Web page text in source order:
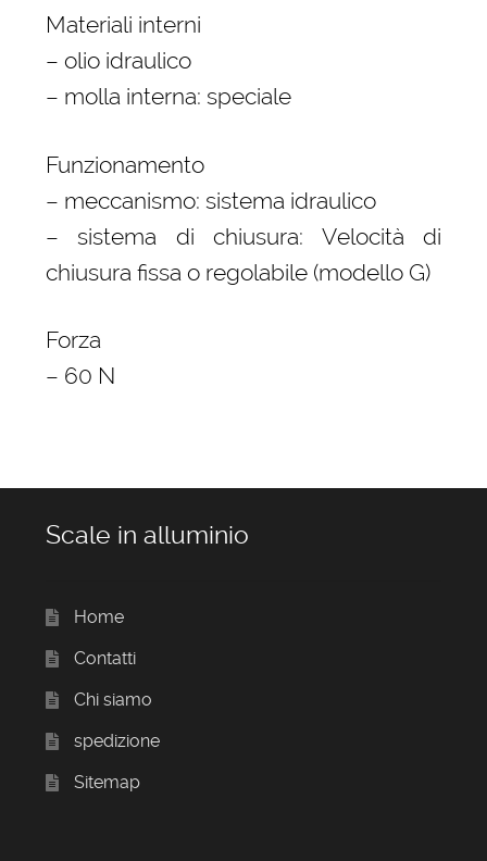
Materiali interni
– olio idraulico
– molla interna: speciale
Funzionamento
– meccanismo: sistema idraulico
– sistema di chiusura: Velocità di
chiusura fissa o regolabile (modello G)
Forza
– 60 N
Scale in alluminio
Home
Contatti
Chi siamo
spedizione
Sitemap